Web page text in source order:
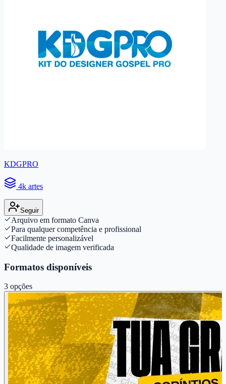
KDGPRO
4k artes
Seguir
Arquivo em formato Canva
Para qualquer competência e profissional
Facilmente personalizável
Qualidade de imagem verificada
Formatos disponíveis
3 opções